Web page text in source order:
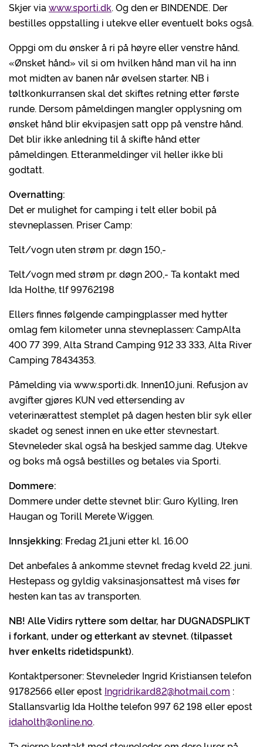
Skjer via www.sporti.dk. Og den er BINDENDE. Der
bestilles oppstalling i utekve eller eventuelt boks også.
Oppgi om du ønsker å ri på høyre eller venstre hånd.
«Ønsket hånd» vil si om hvilken hånd man vil ha inn
mot midten av banen når øvelsen starter. NB i
tøltkonkurransen skal det skiftes retning etter første
runde. Dersom påmeldingen mangler opplysning om
ønsket hånd blir ekvipasjen satt opp på venstre hånd.
Det blir ikke anledning til å skifte hånd etter
påmeldingen. Etteranmeldinger vil heller ikke bli
godtatt.
Overnatting:
Det er mulighet for camping i telt eller bobil på
stevneplassen. Priser Camp:
Telt/vogn uten strøm pr. døgn 150,-
Telt/vogn med strøm pr. døgn 200,- Ta kontakt med
Ida Holthe, tlf 99762198
Ellers finnes følgende campingplasser med hytter
omlag fem kilometer unna stevneplassen: CampAlta
400 77 399, Alta Strand Camping 912 33 333, Alta River
Camping 78434353.
Påmelding via www.sporti.dk. Innen10.juni. Refusjon av
avgifter gjøres KUN ved ettersending av
veterinærattest stemplet på dagen hesten blir syk eller
skadet og senest innen en uke etter stevnestart.
Stevneleder skal også ha beskjed samme dag. Utekve
og boks må også bestilles og betales via Sporti.
Dommere:
Dommere under dette stevnet blir: Guro Kylling, Iren
Haugan og Torill Merete Wiggen.
Innsjekking: Fredag 21.juni etter kl. 16.00
Det anbefales å ankomme stevnet fredag kveld 22. juni.
Hestepass og gyldig vaksinasjonsattest må vises før
hesten kan tas av transporten.
NB! Alle Vidirs ryttere som deltar, har DUGNADSPLIKT
i forkant, under og etterkant av stevnet. (tilpasset
hver enkelts ridetidspunkt).
Kontaktpersoner: Stevneleder Ingrid Kristiansen telefon
91782566 eller epost Ingridrikard82@hotmail.com :
Stallansvarlig Ida Holthe telefon 997 62 198 eller epost
idaholth@online.no.